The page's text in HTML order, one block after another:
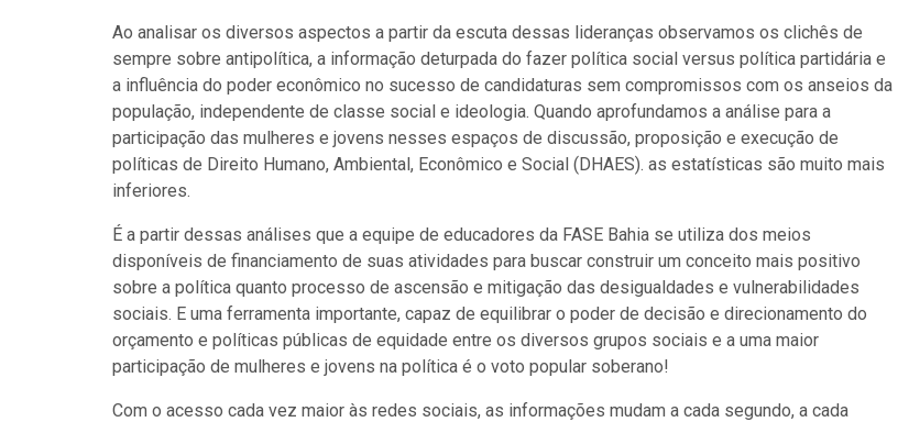
Ao analisar os diversos aspectos a partir da escuta dessas lideranças observamos os clichês de
sempre sobre antipolítica, a informação deturpada do fazer política social versus política partidária e
a influência do poder econômico no sucesso de candidaturas sem compromissos com os anseios da
população, independente de classe social e ideologia. Quando aprofundamos a análise para a
participação das mulheres e jovens nesses espaços de discussão, proposição e execução de
políticas de Direito Humano, Ambiental, Econômico e Social (DHAES). as estatísticas são muito mais
inferiores.
É a partir dessas análises que a equipe de educadores da FASE Bahia se utiliza dos meios
disponíveis de financiamento de suas atividades para buscar construir um conceito mais positivo
sobre a política quanto processo de ascensão e mitigação das desigualdades e vulnerabilidades
sociais. E uma ferramenta importante, capaz de equilibrar o poder de decisão e direcionamento do
orçamento e políticas públicas de equidade entre os diversos grupos sociais e a uma maior
participação de mulheres e jovens na política é o voto popular soberano!
Com o acesso cada vez maior às redes sociais, as informações mudam a cada segundo, a cada